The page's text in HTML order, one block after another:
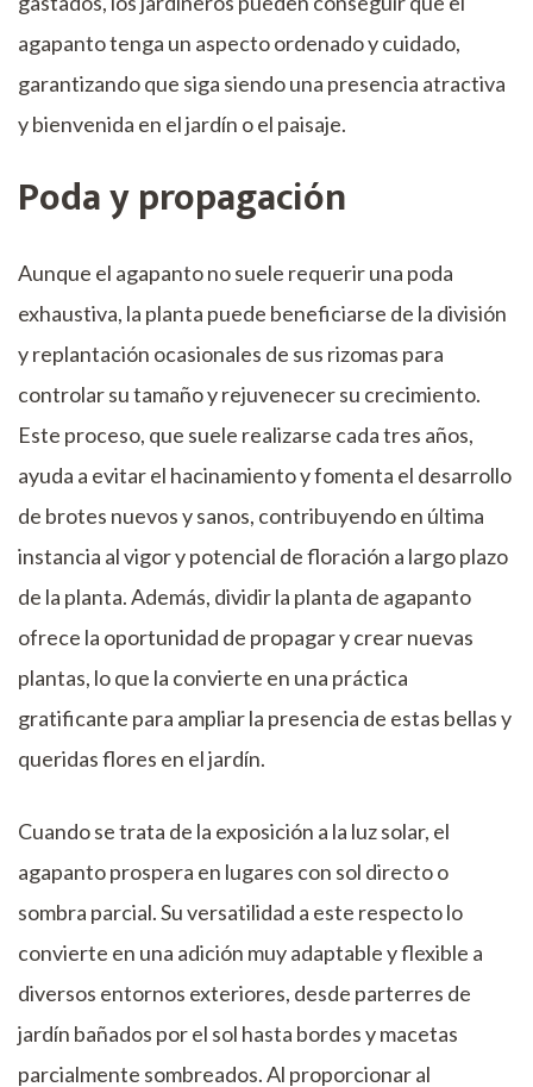
agapanto tenga un aspecto ordenado y cuidado,
garantizando que siga siendo una presencia atractiva
y bienvenida en el jardín o el paisaje.
Poda y propagación
Aunque el agapanto no suele requerir una poda
exhaustiva, la planta puede beneficiarse de la división
y replantación ocasionales de sus rizomas para
controlar su tamaño y rejuvenecer su crecimiento.
Este proceso, que suele realizarse cada tres años,
ayuda a evitar el hacinamiento y fomenta el desarrollo
de brotes nuevos y sanos, contribuyendo en última
instancia al vigor y potencial de floración a largo plazo
de la planta. Además, dividir la planta de agapanto
ofrece la oportunidad de propagar y crear nuevas
plantas, lo que la convierte en una práctica
gratificante para ampliar la presencia de estas bellas y
queridas flores en el jardín.
Cuando se trata de la exposición a la luz solar, el
agapanto prospera en lugares con sol directo o
sombra parcial. Su versatilidad a este respecto lo
convierte en una adición muy adaptable y flexible a
diversos entornos exteriores, desde parterres de
jardín bañados por el sol hasta bordes y macetas
parcialmente sombreados. Al proporcionar al